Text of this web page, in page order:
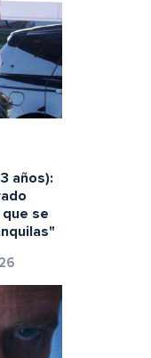
años):
se